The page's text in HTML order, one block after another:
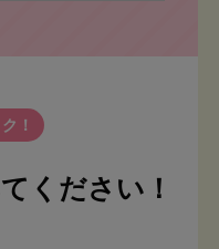
！
ください！